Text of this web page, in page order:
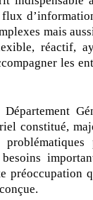
mais
réactif,
les
constitué,
préoccupation